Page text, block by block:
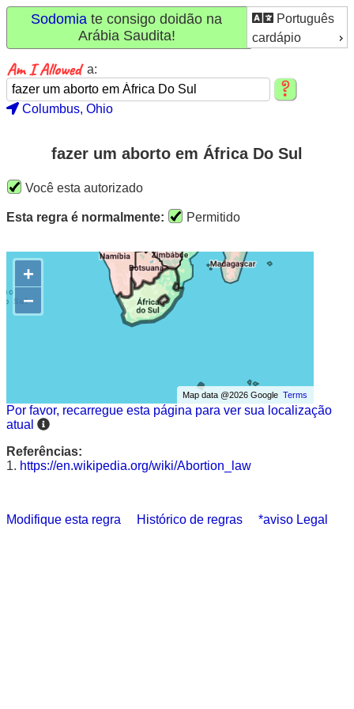
Português
cardápio
Sodomia te consigo doidão na
Arábia Saudita!
a:
Columbus, Ohio
fazer um aborto em África Do Sul
Você esta autorizado
Esta regra é normalmente: Permitido
+
−
Map data @2026 GoogleTerms
Por favor, recarregue esta página para ver sua localização
atual
Referências:
1. https://en.wikipedia.org/wiki/Abortion_law
Modifique esta regra Histórico de regras *aviso Legal